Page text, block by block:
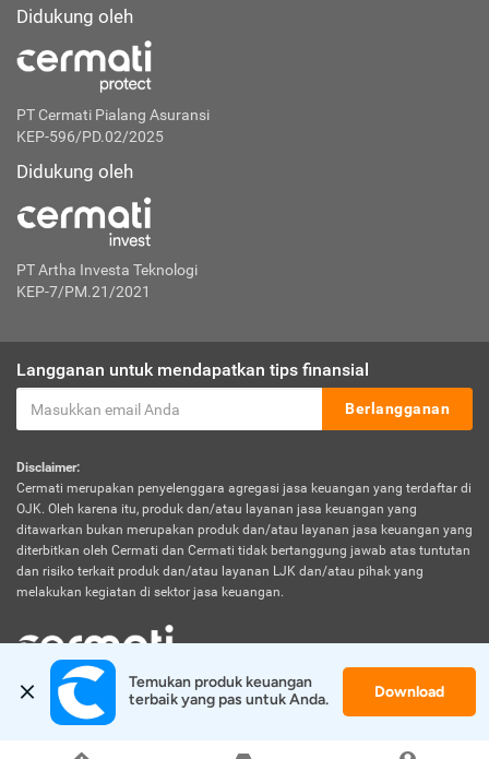
Didukung oleh
PT Cermati Pialang Asuransi
KEP-596/PD.02/2025
Didukung oleh
PT Artha Investa Teknologi
KEP-7/PM.21/2021
Langganan untuk mendapatkan tips finansial
Berlangganan
Disclaimer:
Cermati merupakan penyelenggara agregasi jasa keuangan yang terdaftar di
OJK. Oleh karena itu, produk dan/atau layanan jasa keuangan yang
ditawarkan bukan merupakan produk dan/atau layanan jasa keuangan yang
diterbitkan oleh Cermati dan Cermati tidak bertanggung jawab atas tuntutan
dan risiko terkait produk dan/atau layanan LJK dan/atau pihak yang
melakukan kegiatan di sektor jasa keuangan.
© 2026 Cermati. All Rights Reserved.
Temukan produk keuangan
terbaik yang pas untuk Anda.
Download